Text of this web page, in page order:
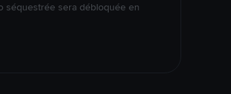
séquestrée sera débloquée en